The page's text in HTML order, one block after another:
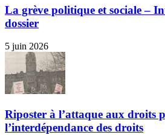
La grève politique et sociale –
dossier
5 juin 2026
Riposter à l’attaque aux droits
l’interdépendance des droits